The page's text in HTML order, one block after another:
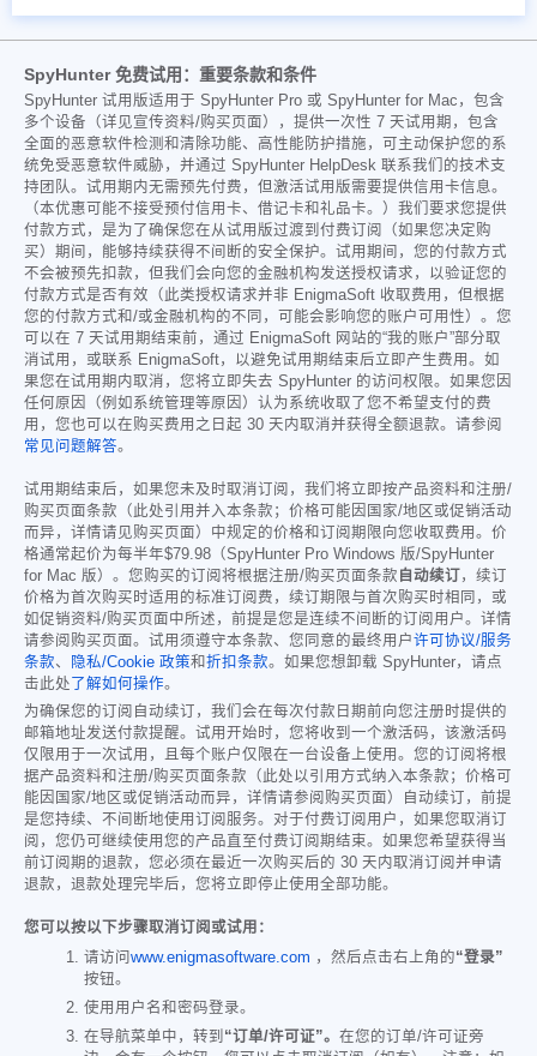
SpyHunter 免费试用：重要条款和条件
SpyHunter 试用版适用于 SpyHunter Pro 或 SpyHunter for Mac，包含
多个设备（详见宣传资料/购买页面），提供一次性 7 天试用期，包含
全面的恶意软件检测和清除功能、高性能防护措施，可主动保护您的系
统免受恶意软件威胁，并通过 SpyHunter HelpDesk 联系我们的技术支
持团队。试用期内无需预先付费，但激活试用版需要提供信用卡信息。
（本优惠可能不接受预付信用卡、借记卡和礼品卡。）我们要求您提供
付款方式，是为了确保您在从试用版过渡到付费订阅（如果您决定购
买）期间，能够持续获得不间断的安全保护。试用期间，您的付款方式
不会被预先扣款，但我们会向您的金融机构发送授权请求，以验证您的
付款方式是否有效（此类授权请求并非 EnigmaSoft 收取费用，但根据
您的付款方式和/或金融机构的不同，可能会影响您的账户可用性）。您
可以在 7 天试用期结束前，通过 EnigmaSoft 网站的“我的账户”部分取
消试用，或联系 EnigmaSoft，以避免试用期结束后立即产生费用。如
果您在试用期内取消，您将立即失去 SpyHunter 的访问权限。如果您因
任何原因（例如系统管理等原因）认为系统收取了您不希望支付的费
用，您也可以在购买费用之日起 30 天内取消并获得全额退款。请参阅
常见问题解答。
试用期结束后，如果您未及时取消订阅，我们将立即按产品资料和注册/
购买页面条款（此处引用并入本条款；价格可能因国家/地区或促销活动
而异，详情请见购买页面）中规定的价格和订阅期限向您收取费用。价
格通常起价为每半年$79.98 （SpyHunter Pro Windows 版/SpyHunter
for Mac 版）。您购买的订阅将根据注册/购买页面条款 自动续订 ，续订
价格为首次购买时适用的标准订阅费，续订期限与首次购买时相同，或
如促销资料/购买页面中所述，前提是您是连续不间断的订阅用户。详情
请参阅购买页面。试用须遵守本条款、您同意的最终用户许可协议/服务
条款、 隐私/Cookie 政策和折扣条款。如果您想卸载 SpyHunter，请点
击此处 了解如何操作。
为确保您的订阅自动续订，我们会在每次付款日期前向您注册时提供的
邮箱地址发送付款提醒。试用开始时，您将收到一个激活码，该激活码
仅限用于一次试用，且每个账户仅限在一台设备上使用。您的订阅将根
据产品资料和注册/购买页面条款（此处以引用方式纳入本条款；价格可
能因国家/地区或促销活动而异，详情请参阅购买页面）自动续订，前提
是您持续、不间断地使用订阅服务。对于付费订阅用户，如果您取消订
阅，您仍可继续使用您的产品直至付费订阅期结束。如果您希望获得当
前订阅期的退款，您必须在最近一次购买后的 30 天内取消订阅并申请
退款，退款处理完毕后，您将立即停止使用全部功能。
您可以按以下步骤取消订阅或试用：
请访问www.enigmasoftware.com ，然后点击右上角的“登录”
按钮。
使用用户名和密码登录。
在导航菜单中，转到 “订单/许可证”。 在您的订单/许可证旁